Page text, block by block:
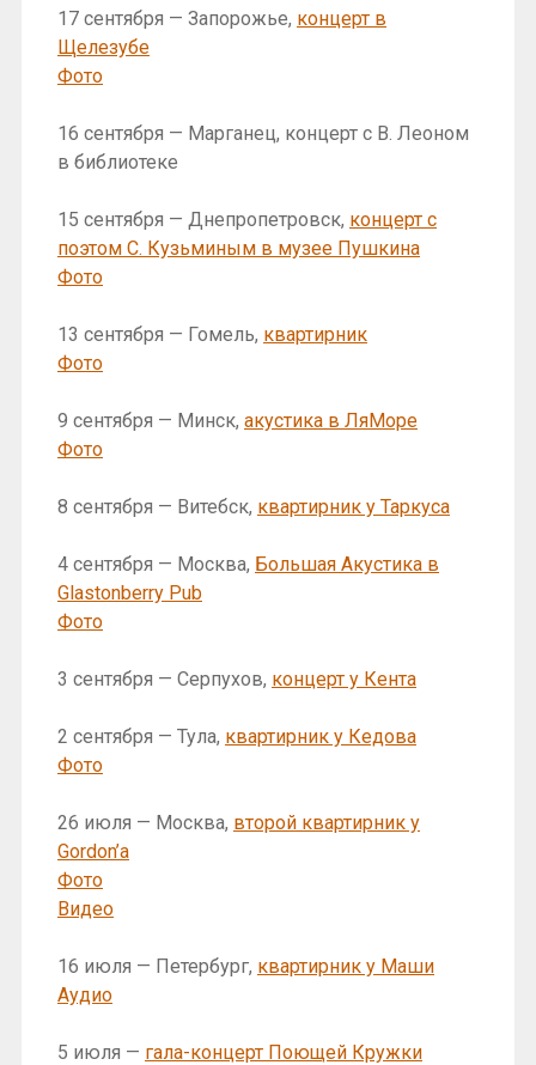
17 сентября — Запорожье, концерт в
Щелезубе
Фото
16 сентября — Марганец, концерт с В. Леоном
в библиотеке
15 сентября — Днепропетровск, концерт с
поэтом С. Кузьминым в музее Пушкина
Фото
13 сентября — Гомель, квартирник
Фото
9 сентября — Минск, акустика в ЛяМоре
Фото
8 сентября — Витебск, квартирник у Таркуса
4 сентября — Москва, Большая Акустика в
Glastonberry Pub
Фото
3 сентября — Серпухов, концерт у Кента
2 сентября — Тула, квартирник у Кедова
Фото
26 июля — Москва, второй квартирник у
Gordon’a
Фото
Видео
16 июля — Петербург, квартирник у Маши
Аудио
5 июля — гала-концерт Поющей Кружки